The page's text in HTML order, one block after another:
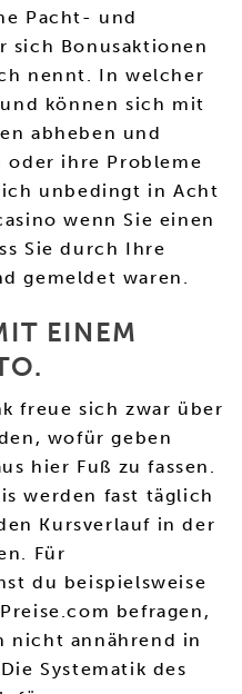
Pacht- und
sich Bonusaktionen
nennt. In welcher
können sich mit
abheben und
oder ihre Probleme
unbedingt in Acht
wenn Sie einen
Sie durch Ihre
gemeldet waren.
EINEM
freue sich zwar über
wofür geben
hier Fuß zu fassen.
werden fast täglich
Kursverlauf in der
Für
du beispielsweise
befragen,
nicht annährend in
Systematik des